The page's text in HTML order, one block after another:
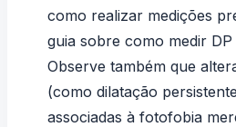
como realizar medições
guia sobre como medir
Observe também que
(como dilatação
associadas à fotofobia